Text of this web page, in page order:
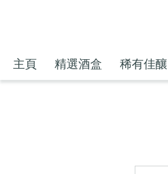
主頁 精選酒盒 稀有佳釀